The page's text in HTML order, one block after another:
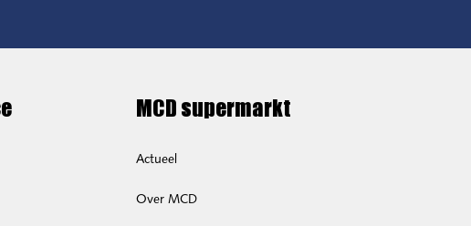
MCD supermarkt
Actueel
Over MCD